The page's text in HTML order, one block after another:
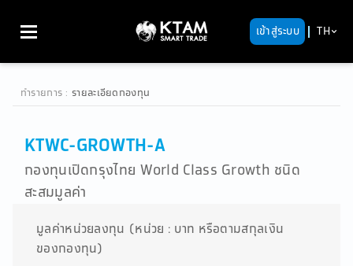
เข้าสู่ระบบ TH
ทำรายการ : รายละเอียดกองทุน
KTWC-GROWTH-A
กองทุนเปิดกรุงไทย World Class Growth ชนิด
สะสมมูลค่า
มูลค่าหน่วยลงทุน (หน่วย : บาท หรือตามสกุลเงิน
ของกองทุน)